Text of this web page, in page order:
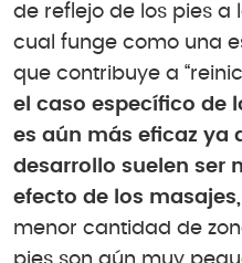
de reflejo de los pies a
cual funge como una
que contribuye a
el caso específico de
es aún más eficaz ya
desarrollo suelen ser
efecto de los masajes,
menor cantidad de